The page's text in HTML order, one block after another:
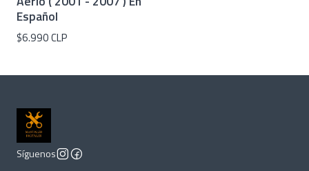
Español
$6.990 CLP
Síguenos